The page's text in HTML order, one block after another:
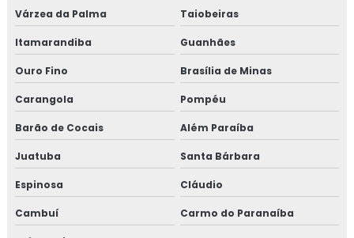
Empresa de treinamento para setor alimentício
Empresa de treinamento para setor de alimentos
Treinamento em adequação para acreditação na iso
17025
Treinamento em análise crítica de laudos de
calibração
Treinamento em análise e diagnóstico de cultura
Várzea da Palma Taiobeiras
Itamarandiba Guanhães
Ouro Fino Brasília de Minas
Carangola Pompéu
Barão de Cocais Além Paraíba
Juatuba Santa Bárbara
Espinosa Cláudio
Cambuí Carmo do Paranaíba